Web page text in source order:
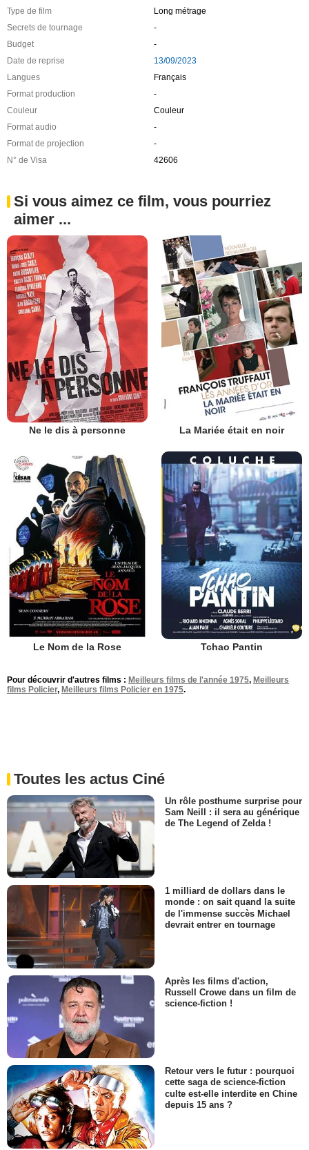
Type de film
Long métrage
Secrets de tournage
-
Budget
-
Date de reprise
13/09/2023
Langues
Français
Format production
-
Couleur
Couleur
Format audio
-
Format de projection
-
N° de Visa
42606
Si vous aimez ce film, vous pourriez
aimer ...
Ne le dis à personne La Mariée était en noir
Le Nom de la Rose Tchao Pantin
Pour découvrir d'autres films : Meilleurs films de l'année 1975, Meilleurs
films Policier, Meilleurs films Policier en 1975.
Toutes les actus Ciné
Un rôle posthume surprise pour
Sam Neill : il sera au générique
de The Legend of Zelda !
1 milliard de dollars dans le
monde : on sait quand la suite
de l'immense succès Michael
devrait entrer en tournage
Après les films d'action,
Russell Crowe dans un film de
science-fiction !
Retour vers le futur : pourquoi
cette saga de science-fiction
culte est-elle interdite en Chine
depuis 15 ans ?